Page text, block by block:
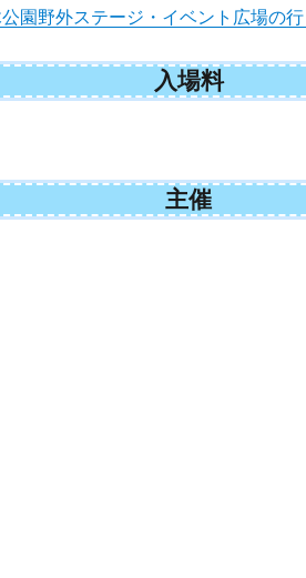
園野外ステージ・イベント広場の
入場料
主催